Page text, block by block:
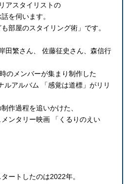
アスタイリストの
を伺います。
部屋のスタイリング術」です。
田繁さん、 佐藤征史さん、森信行
のメンバーが集まり制作した
ルアルバム 「感覚は道標」がリリ
作過程を追いかけた、
ンタリー映画 「くるりのえい
ートしたのは2022年。